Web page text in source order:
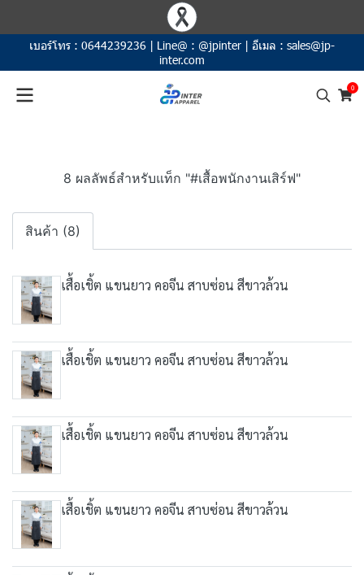
เบอร์โทร : 0644239236 | Line@ : @jpinter | อีเมล : sales@jp-
inter.com
0
8 ผลลัพธ์สำหรับแท็ก "#เสื้อพนักงานเสิร์ฟ"
สินค้า (8)
เสื้อเชิ้ต แขนยาว คอจีน สาบซ่อน สีขาวล้วน
เสื้อเชิ้ต แขนยาว คอจีน สาบซ่อน สีขาวล้วน
เสื้อเชิ้ต แขนยาว คอจีน สาบซ่อน สีขาวล้วน
เสื้อเชิ้ต แขนยาว คอจีน สาบซ่อน สีขาวล้วน